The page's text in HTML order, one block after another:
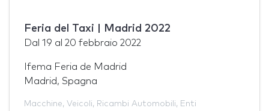
Feria del Taxi | Madrid 2022
Dal 19 al 20 febbraio 2022
Ifema Feria de Madrid
Madrid, Spagna
Macchine, Veicoli, Ricambi Automobili, Enti